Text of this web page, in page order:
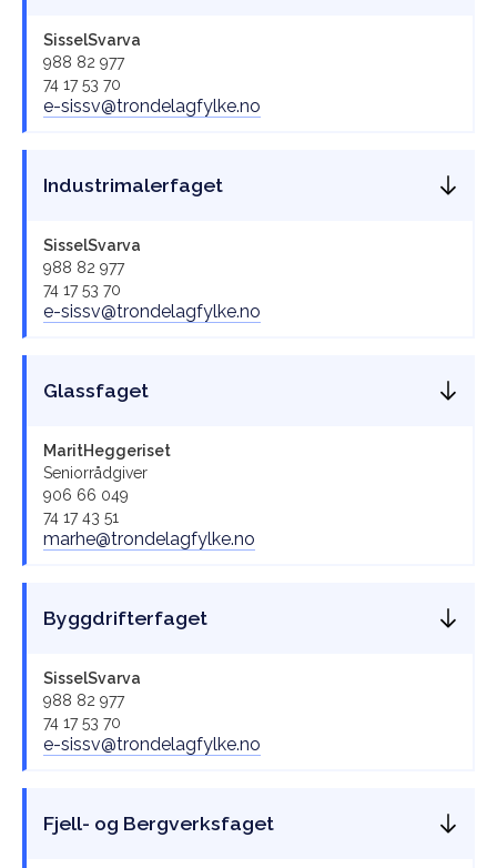
SisselSvarva
988 82 977
74 17 53 70
e-sissv@trondelagfylke.no
Industrimalerfaget
SisselSvarva
988 82 977
74 17 53 70
e-sissv@trondelagfylke.no
Glassfaget
MaritHeggeriset
Seniorrådgiver
906 66 049
74 17 43 51
marhe@trondelagfylke.no
Byggdrifterfaget
SisselSvarva
988 82 977
74 17 53 70
e-sissv@trondelagfylke.no
Fjell- og Bergverksfaget